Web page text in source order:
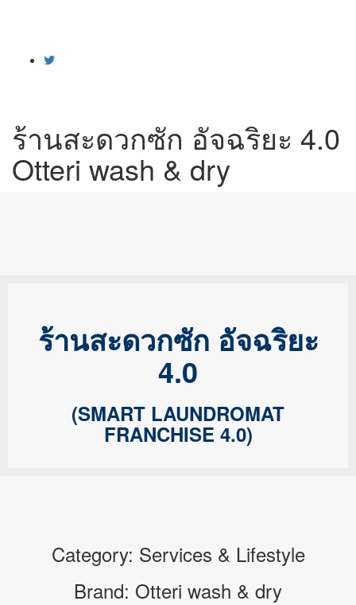
ร้านสะดวกซัก อัจฉริยะ 4.0
Otteri wash & dry
ร้านสะดวกซัก อัจฉริยะ
4.0
(SMART LAUNDROMAT
FRANCHISE 4.0)
Category: Services & Lifestyle
Brand: Otteri wash & dry